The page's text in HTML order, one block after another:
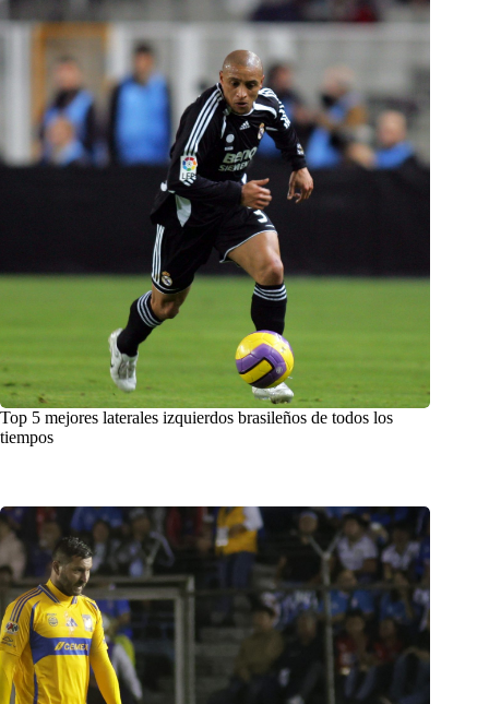
Top 5 mejores laterales izquierdos brasileños de todos los
tiempos